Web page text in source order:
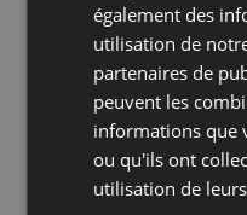
profession?
de Cully
immerse
winegrower.
talk, learn
magnificent
également des
utilisation de
partenaires de
peuvent les
informations que
ou qu'ils ont
utilisation de